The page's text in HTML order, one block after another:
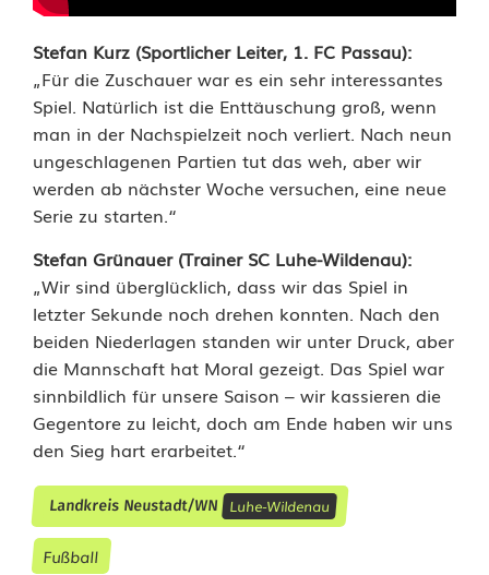
n
i
e
d
e
r
Stefan Kurz (Sportlicher Leiter, 1. FC Passau):
„Für die Zuschauer war es ein sehr interessantes
Spiel. Natürlich ist die Enttäuschung groß, wenn
man in der Nachspielzeit noch verliert. Nach neun
ungeschlagenen Partien tut das weh, aber wir
werden ab nächster Woche versuchen, eine neue
Serie zu starten.“
Stefan Grünauer (Trainer SC Luhe-Wildenau):
„Wir sind überglücklich, dass wir das Spiel in
letzter Sekunde noch drehen konnten. Nach den
beiden Niederlagen standen wir unter Druck, aber
die Mannschaft hat Moral gezeigt. Das Spiel war
sinnbildlich für unsere Saison – wir kassieren die
Gegentore zu leicht, doch am Ende haben wir uns
den Sieg hart erarbeitet.“
Landkreis Neustadt/WN Luhe-Wildenau
Fußball